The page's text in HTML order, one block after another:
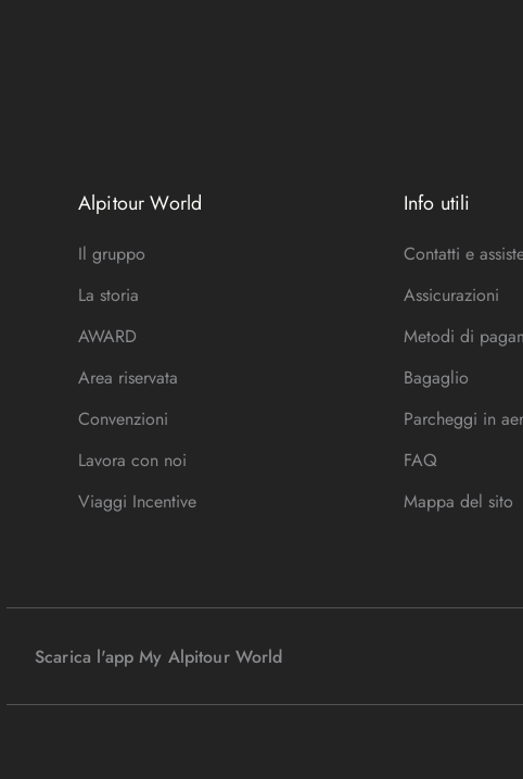
Alpitour World
Il gruppo
La storia
AWARD
Area riservata
Convenzioni
Lavora con noi
Viaggi Incentive
Info utili
Contatti e
Assicurazioni
Metodi di
Bagaglio
Parcheggi in
FAQ
Mappa del sito
Scarica l'app My Alpitour World